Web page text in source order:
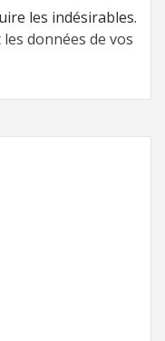
les indésirables.
données de vos